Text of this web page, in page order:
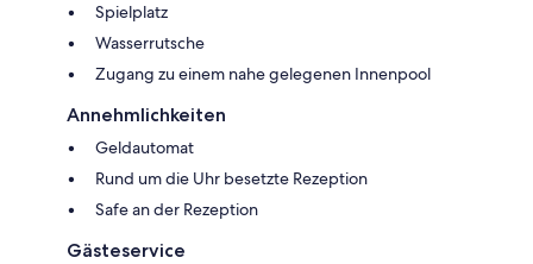
Spielplatz
Wasserrutsche
Zugang zu einem nahe gelegenen Innenpool
Annehmlichkeiten
Geldautomat
Rund um die Uhr besetzte Rezeption
Safe an der Rezeption
Gästeservice